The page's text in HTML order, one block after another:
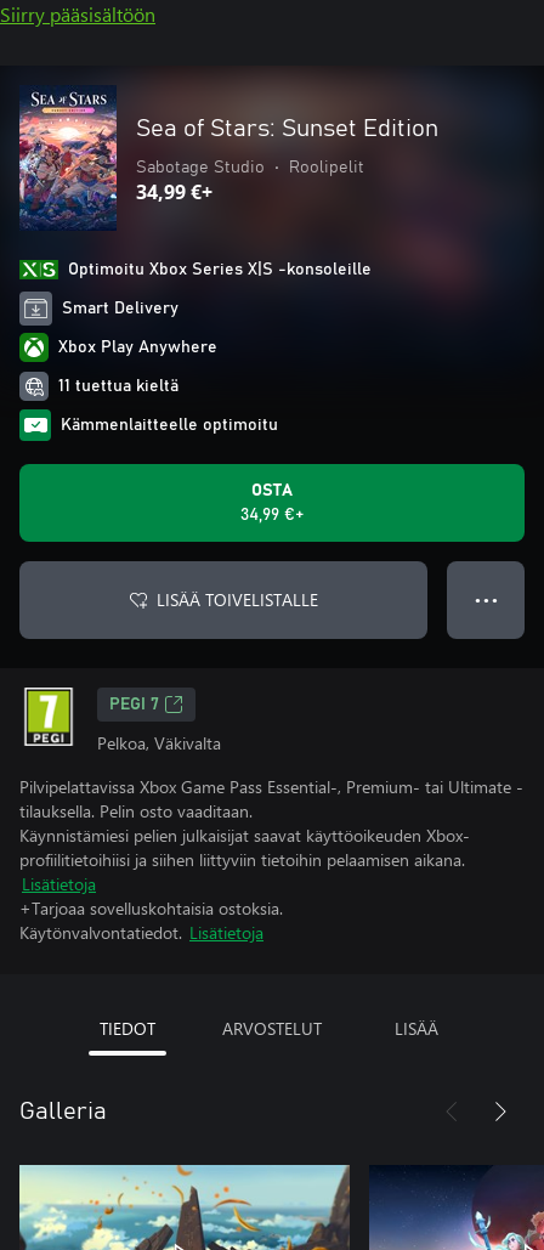
Siirry pääsisältöön
Sea of Stars: Sunset Edition
Sabotage Studio • Roolipelit
34,99 €+
Optimoitu Xbox Series X|S -konsoleille
Smart Delivery
Xbox Play Anywhere
11 tuettua kieltä
Kämmenlaitteelle optimoitu
OSTA
34,99 €+
LISÄÄ TOIVELISTALLE ● ● ●
PEGI 7
Pelkoa, Väkivalta
Pilvipelattavissa Xbox Game Pass Essential-, Premium- tai Ultimate -
tilauksella. Pelin osto vaaditaan.
Käynnistämiesi pelien julkaisijat saavat käyttöoikeuden Xbox-
profiilitietoihiisi ja siihen liittyviin tietoihin pelaamisen aikana.
Lisätietoja
+Tarjoaa sovelluskohtaisia ostoksia.
Käytönvalvontatiedot. Lisätietoja
TIEDOT ARVOSTELUT LISÄÄ
Galleria